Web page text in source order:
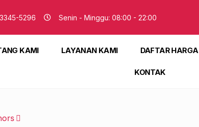
5296 Senin - Minggu: 08:00 - 22:00
KAMI LAYANAN KAMI DAFTAR HARGA
KONTAK